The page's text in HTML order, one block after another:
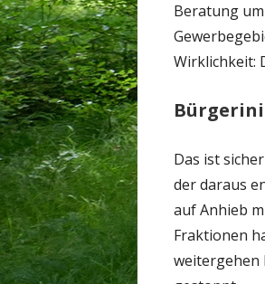
Beratung
Wirklichkeit:
Das ist
der daraus
auf Anhieb
Fraktionen
weitergehen